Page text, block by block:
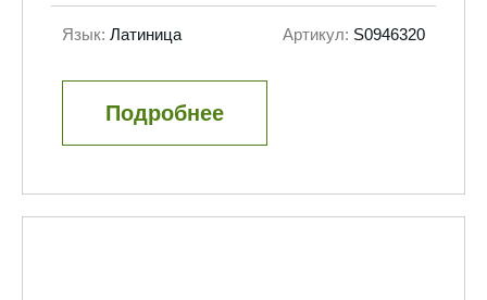
Язык: Латиница Артикул: S0946320
Подробнее